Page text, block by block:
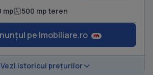
mp 500 mp teren
pe Imobiliare.ro
Vezi istoricul prețurilor